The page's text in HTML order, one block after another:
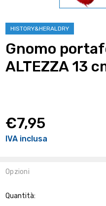
HISTORY&HERALDRY
Gnomo
ALTEZZA 13
€7,95
IVA inclusa
Opzioni
Attuale:
Quantità: